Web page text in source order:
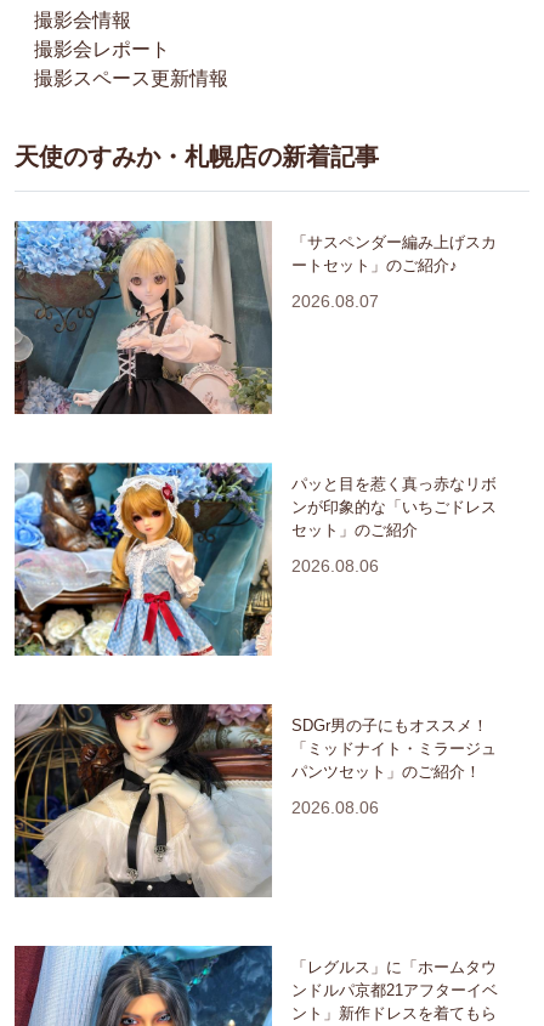
撮影会情報
撮影会レポート
撮影スペース更新情報
天使のすみか・札幌店の新着記事
「サスペンダー編み上げスカ
ートセット」のご紹介♪
2026.08.07
パッと目を惹く真っ赤なリボ
ンが印象的な「いちごドレス
セット」のご紹介
2026.08.06
SDGr男の子にもオススメ！
「ミッドナイト・ミラージュ
パンツセット」のご紹介！
2026.08.06
「レグルス」に「ホームタウ
ンドルパ京都21アフターイベ
ント」新作ドレスを着てもら